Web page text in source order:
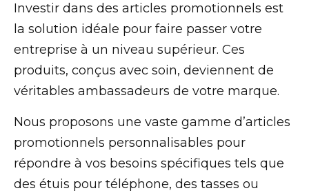
Investir dans des articles promotionnels est
la solution idéale pour faire passer votre
entreprise à un niveau supérieur. Ces
produits, conçus avec soin, deviennent de
véritables ambassadeurs de votre marque.
Nous proposons une vaste gamme d’articles
promotionnels personnalisables pour
répondre à vos besoins spécifiques tels que
des étuis pour téléphone, des tasses ou